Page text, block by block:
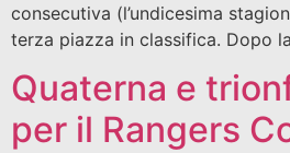
consecutiva (l’undicesima
terza piazza in classifica. Dopo
Quaterna e
per il Rangers